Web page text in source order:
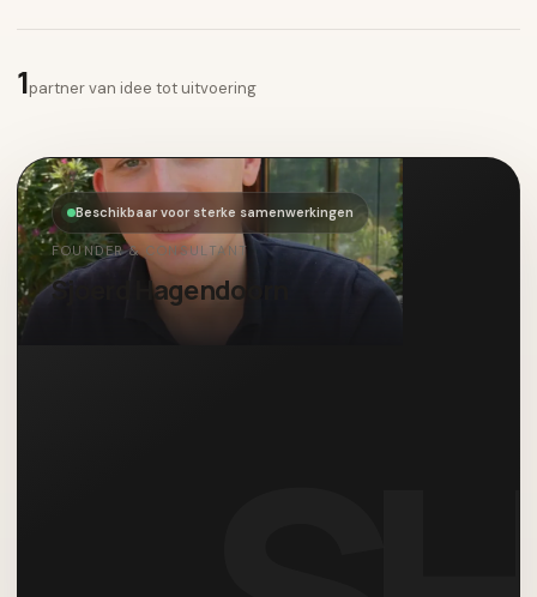
1partner van idee tot uitvoering
Beschikbaar voor sterke samenwerkingen
FOUNDER & CONSULTANT
Sjoerd Hagendoorn